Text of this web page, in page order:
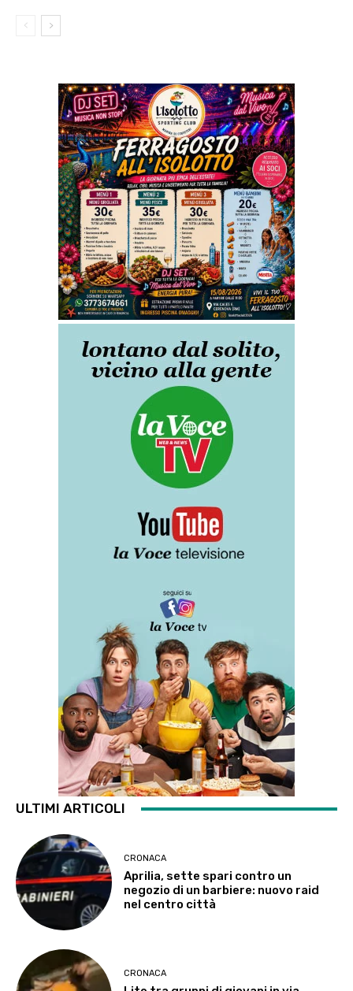
ULTIMI ARTICOLI
CRONACA
Aprilia, sette spari contro un
negozio di un barbiere: nuovo raid
nel centro città
CRONACA